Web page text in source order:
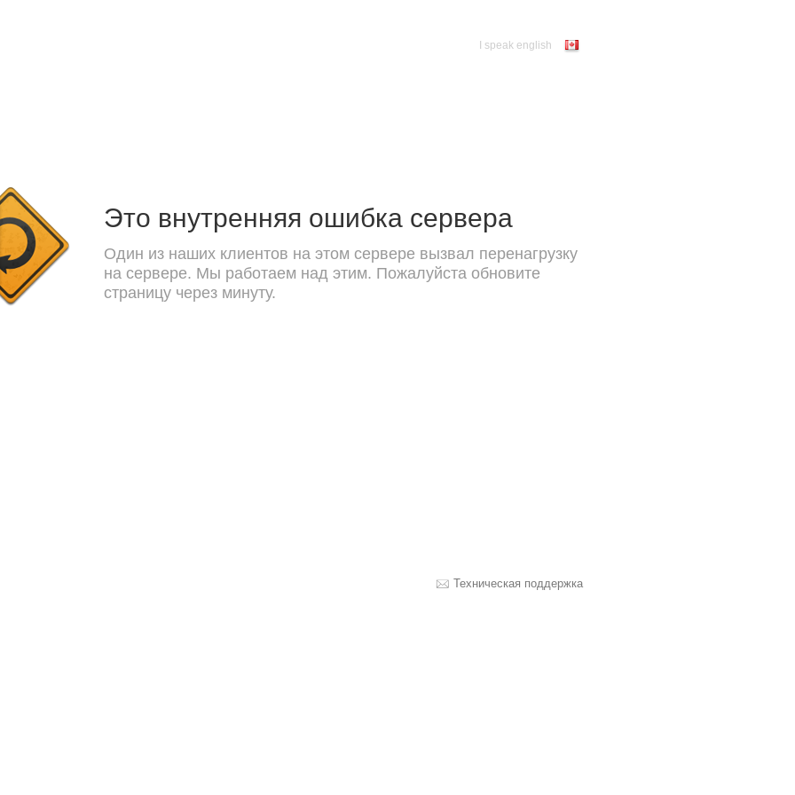
I speak english
Это внутренняя ошибка сервера
Один из наших клиентов на этом сервере вызвал перенагрузку
на сервере. Мы работаем над этим. Пожалуйста обновите
страницу через минуту.
Техническая поддержка